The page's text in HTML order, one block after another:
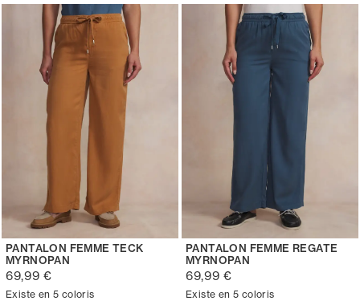
PANTALON FEMME TECK
MYRNOPAN
69,99 €
Existe en 5 coloris
PANTALON FEMME REGATE
MYRNOPAN
69,99 €
Existe en 5 coloris